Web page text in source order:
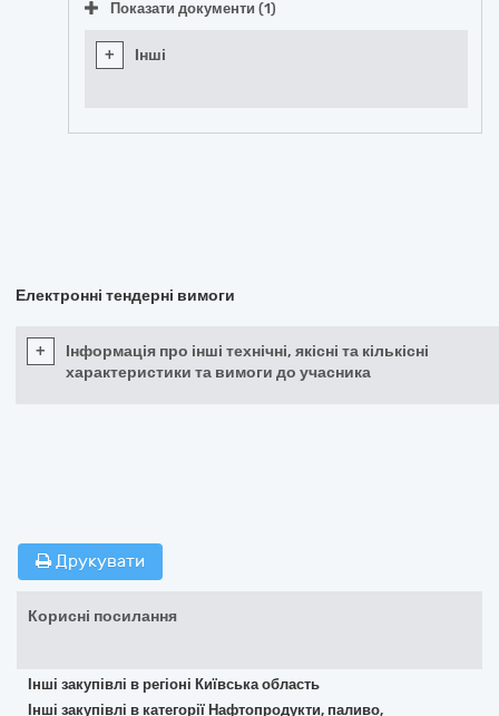
Показати документи (1)
+ Інші
Електронні тендерні вимоги
+
Інформація про інші технічні, якісні та кількісні
характеристики та вимоги до учасника
Друкувати
Корисні посилання
Інші закупівлі в регіоні Київська область
Інші закупівлі в категорії Нафтопродукти, паливо,